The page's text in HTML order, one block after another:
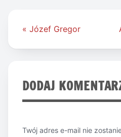
Nawigacja
« Józef Gregor
DODAJ
Twój adres e-mail nie